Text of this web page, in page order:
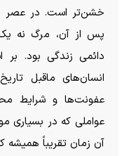
خشن‌تر است. در عصر
پس از آن، مرگ نه یک
دائمی زندگی بود. بر
انسان‌های ماقبل
عفونت‌ها و شرایط
عواملی که در بسیاری
آن زمان تقریباً همیشه